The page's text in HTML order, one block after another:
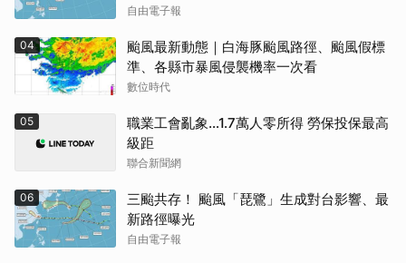
自由電子報
04
颱風最新動態｜白海豚颱風路徑、颱風假標
準、各縣市暴風侵襲機率一次看
數位時代
05
職業工會亂象…1.7萬人零所得 勞保投保最高
級距
聯合新聞網
06
三颱共存！ 颱風「琵鷺」生成對台影響、最
新路徑曝光
自由電子報